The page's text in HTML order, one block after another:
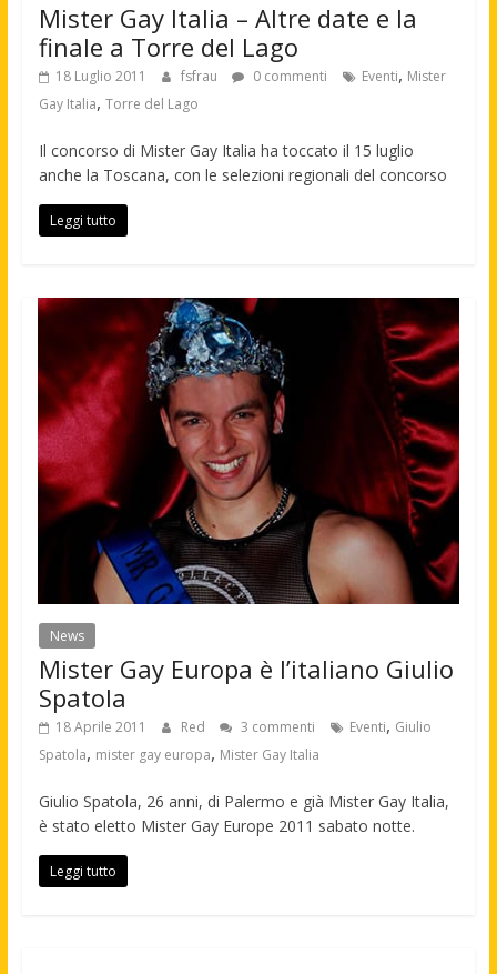
Mister Gay Italia – Altre date e la
finale a Torre del Lago
18 Luglio 2011 fsfrau 0 commenti Eventi, Mister
Gay Italia, Torre del Lago
Il concorso di Mister Gay Italia ha toccato il 15 luglio
anche la Toscana, con le selezioni regionali del concorso
Leggi tutto
News
Mister Gay Europa è l’italiano Giulio
Spatola
18 Aprile 2011 Red 3 commenti Eventi, Giulio
Spatola, mister gay europa, Mister Gay Italia
Giulio Spatola, 26 anni, di Palermo e già Mister Gay Italia,
è stato eletto Mister Gay Europe 2011 sabato notte.
Leggi tutto